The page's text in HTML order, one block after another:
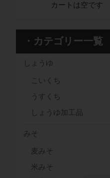
カートは空です
・カテゴリー一覧
しょうゆ
こいくち
うすくち
しょうゆ加工品
みそ
麦みそ
米みそ